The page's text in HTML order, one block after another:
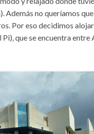
Además no queríamos
Por eso decidimos
que se encuentra entre